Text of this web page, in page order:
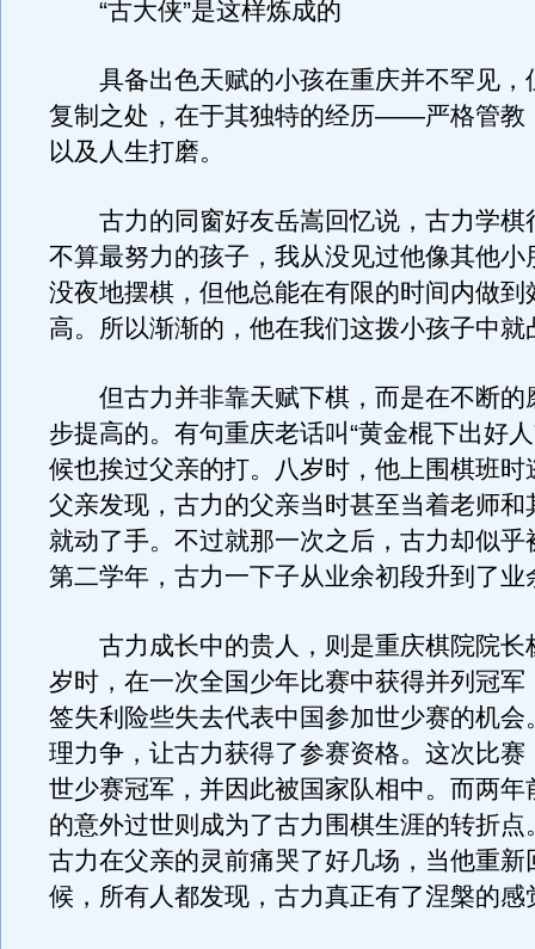
“古大侠”是这样炼成的
具备出色天赋的小孩在重庆并不罕见，
复制之处，在于其独特的经历——严格管教
以及人生打磨。
古力的同窗好友岳嵩回忆说，古力学棋
不算最努力的孩子，我从没见过他像其他小
没夜地摆棋，但他总能在有限的时间内做到
高。所以渐渐的，他在我们这拨小孩子中就
但古力并非靠天赋下棋，而是在不断的
步提高的。有句重庆老话叫“黄金棍下出好
候也挨过父亲的打。八岁时，他上围棋班时
父亲发现，古力的父亲当时甚至当着老师和
就动了手。不过就那一次之后，古力却似乎
第二学年，古力一下子从业余初段升到了业
古力成长中的贵人，则是重庆棋院院长
岁时，在一次全国少年比赛中获得并列冠军
签失利险些失去代表中国参加世少赛的机会
理力争，让古力获得了参赛资格。这次比赛
世少赛冠军，并因此被国家队相中。而两年
的意外过世则成为了古力围棋生涯的转折点
古力在父亲的灵前痛哭了好几场，当他重新
候，所有人都发现，古力真正有了涅槃的感